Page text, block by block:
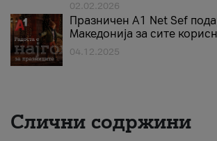
02.02.2026
Празничен A1 Net Sеf
Македонија за сите
04.12.2025
Слични содржини